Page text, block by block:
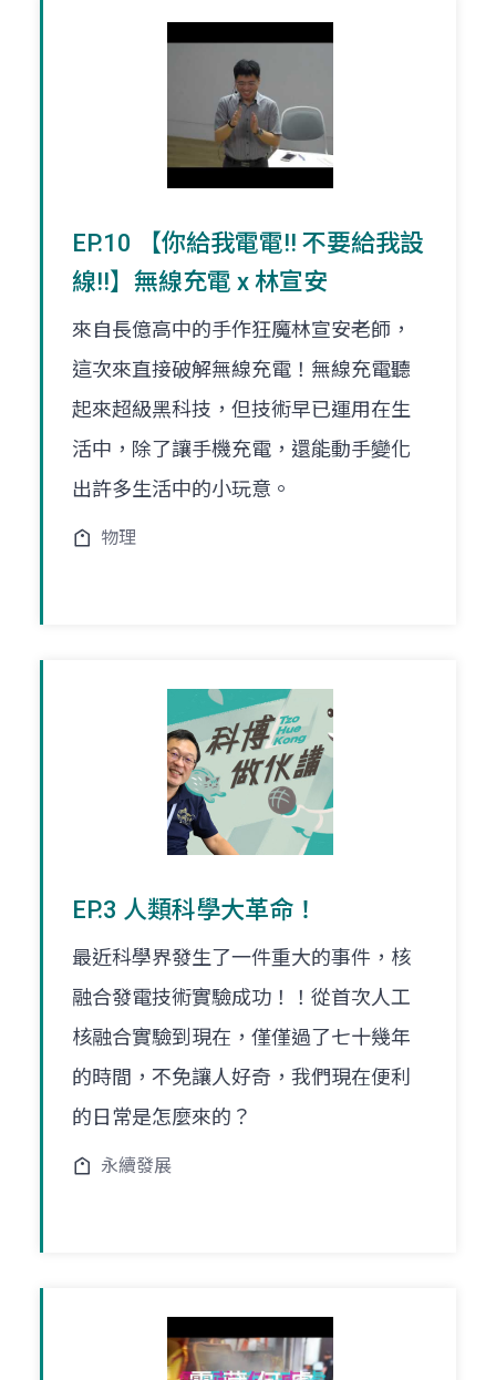
EP.10 【你給我電電!! 不要給我設
線!!】無線充電 x 林宣安
來自長億高中的手作狂魔林宣安老師，
這次來直接破解無線充電！無線充電聽
起來超級黑科技，但技術早已運用在生
活中，除了讓手機充電，還能動手變化
出許多生活中的小玩意。
物理
EP.3 人類科學大革命！
最近科學界發生了一件重大的事件，核
融合發電技術實驗成功！！從首次人工
核融合實驗到現在，僅僅過了七十幾年
的時間，不免讓人好奇，我們現在便利
的日常是怎麼來的？
永續發展